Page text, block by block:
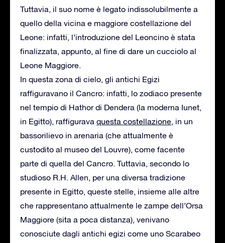
Tuttavia, il suo nome è legato indissolubilmente a
quello della vicina e maggiore costellazione del
Leone: infatti, l’introduzione del Leoncino è stata
finalizzata, appunto, al fine di dare un cucciolo al
Leone Maggiore.
In questa zona di cielo, gli antichi Egizi
raffiguravano il Cancro: infatti, lo zodiaco presente
nel tempio di Hathor di Dendera (la moderna Iunet,
in Egitto), raffigurava questa costellazione, in un
bassorilievo in arenaria (che attualmente è
custodito al museo del Louvre), come facente
parte di quella del Cancro. Tuttavia, secondo lo
studioso R.H. Allen, per una diversa tradizione
presente in Egitto, queste stelle, insieme alle altre
che rappresentano attualmente le zampe dell’Orsa
Maggiore (sita a poca distanza), venivano
conosciute dagli antichi egizi come uno Scarabeo